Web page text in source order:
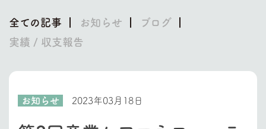
全ての記事 お知らせ
ブログ
実績 / 収支報告
お知らせ 2023年03月18日